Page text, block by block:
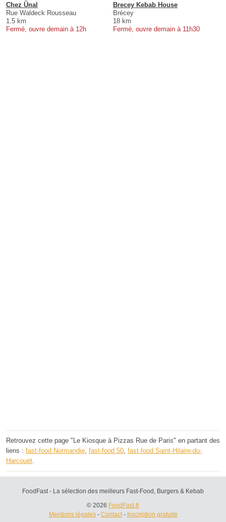
Chez Ünal
Rue Waldeck Rousseau
1.5 km
Fermé, ouvre demain à 12h
Brecey Kebab House
Brécey
18 km
Fermé, ouvre demain à 11h30
Retrouvez cette page "Le Kiosque à Pizzas Rue de Paris" en partant des
liens : fast-food Normandie fast-food 50 fast-food Saint-Hilaire-du-
Harcouët
FoodFast - La sélection des meilleurs Fast-Food, Burgers & Kebab
© 2026 FoodFast.fr
Mentions légales- Contact- Inscription gratuite